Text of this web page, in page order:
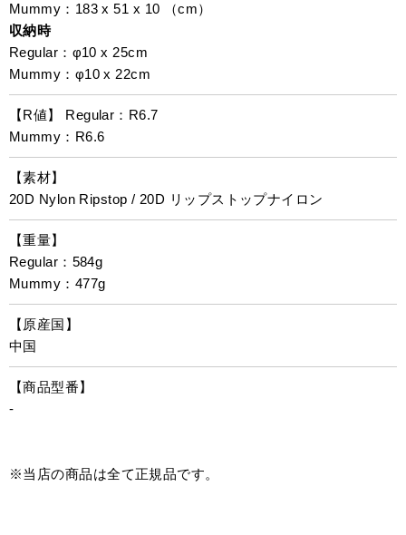
Mummy：183 x 51 x 10 （cm）
収納時
Regular：φ10 x 25cm
Mummy：φ10 x 22cm
【R値】 Regular：R6.7
Mummy：R6.6
【素材】
20D Nylon Ripstop / 20D リップストップナイロン
【重量】
Regular：584g
Mummy：477g
【原産国】
中国
【商品型番】
-
※当店の商品は全て正規品です。